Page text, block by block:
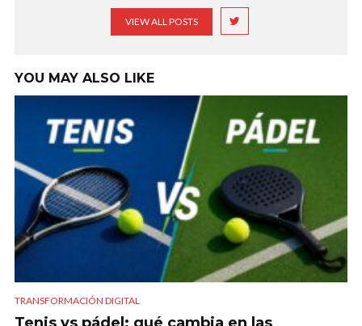
VIEW ALL POSTS
YOU MAY ALSO LIKE
TRANSFORMACIÓN DIGITAL